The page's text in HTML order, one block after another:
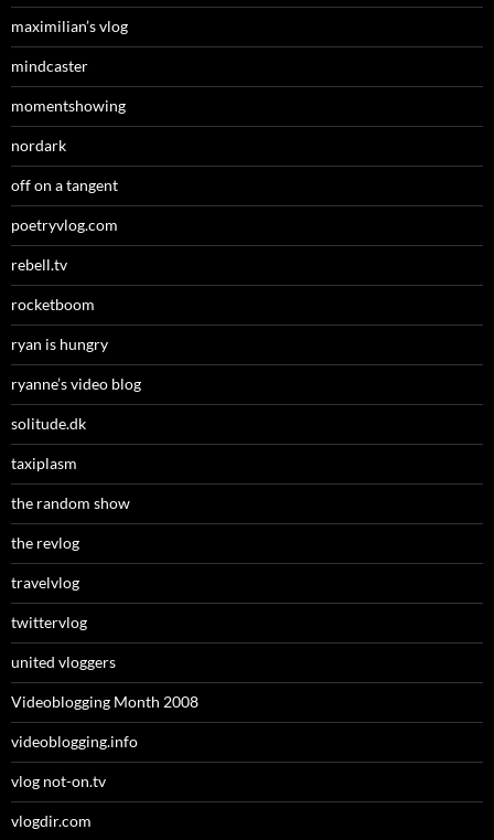
maximilian’s vlog
mindcaster
momentshowing
nordark
off on a tangent
poetryvlog.com
rebell.tv
rocketboom
ryan is hungry
ryanne’s video blog
solitude.dk
taxiplasm
the random show
the revlog
travelvlog
twittervlog
united vloggers
Videoblogging Month 2008
videoblogging.info
vlog not-on.tv
vlogdir.com